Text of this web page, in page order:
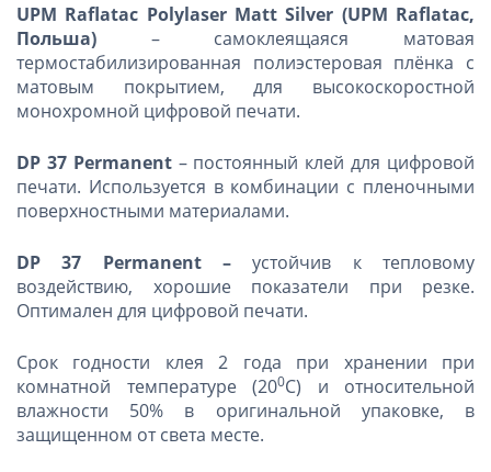
UPM Raflatac Polylaser Matt Silver (UPM Raflatac,
Польша) – самоклеящаяся матовая
термостабилизированная полиэстеровая плёнка с
матовым покрытием, для высокоскоростной
монохромной цифровой печати.
DP 37 Permanent– постоянный клей для цифровой
печати. Используется в комбинации с пленочными
поверхностными материалами.
DP 37 Permanent –устойчив к тепловому
воздействию, хорошие показатели при резке.
Оптимален для цифровой печати.
Срок годности клея 2 года при хранении при
комнатной температуре (200С) и относительной
влажности 50% в оригинальной упаковке, в
защищенном от света месте.